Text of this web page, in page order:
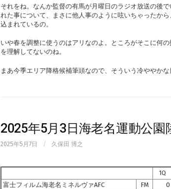
それをね。なんか監督の有馬が月曜日のラジオ放送の後
れた事について、まさに他人事のように呟いちゃったか
込まれているの。
いや春を調整に使うのはアリなのよ。ところがそこに何
を理解してないのね。
まあ今季エリア降格候補筆頭なので、そういう冷ややか
2025年5月3日海老名運動公園
2025年5月7日 / 久保田 博之
1Q
富士フィルム海老名ミネルヴァAFC
FM 0